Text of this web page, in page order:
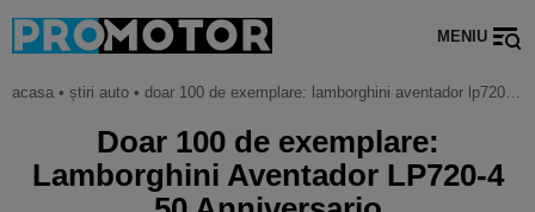
MENIU
acasa • știri auto • doar 100 de exemplare: lamborghini aventador lp720-4 50 anniversario
Doar 100 de exemplare:
Lamborghini Aventador LP720-4